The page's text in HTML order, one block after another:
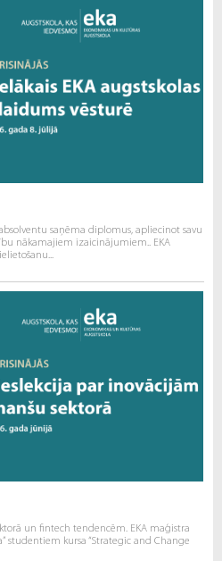
saņēma diplomus, apliecinot savu
nākamajiem izaicinājumiem.. EKA
un fintech tendencēm. EKA maģistra
studentiem kursa “Strategic and Change